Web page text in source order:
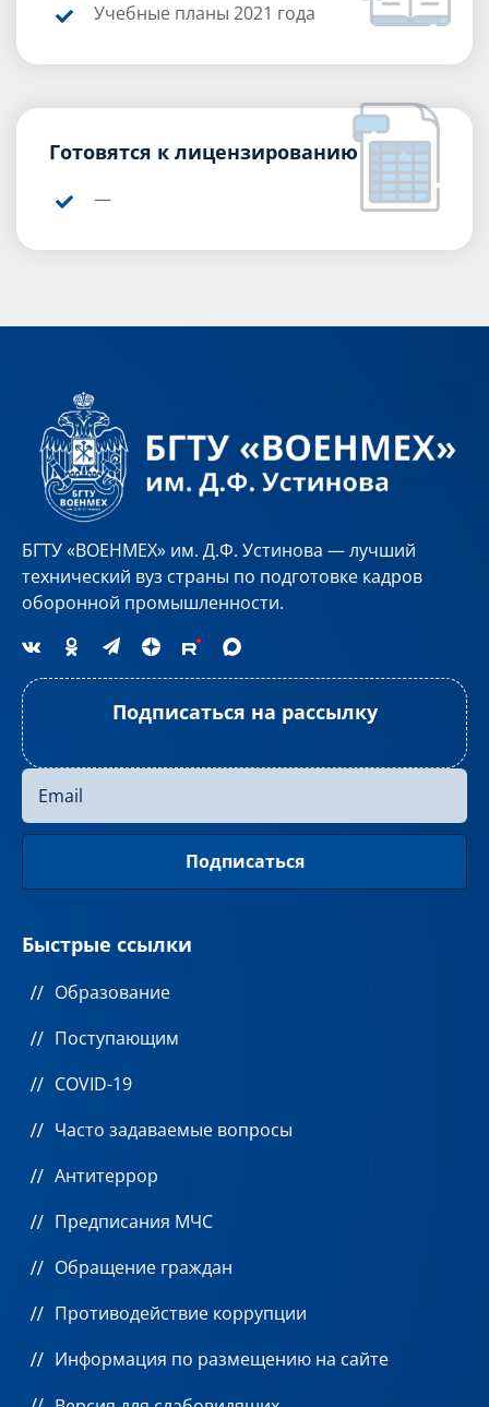
Учебные планы 2021 года
Готовятся к лицензированию
—
БГТУ «ВОЕНМЕХ» им. Д.Ф. Устинова — лучший
технический вуз страны по подготовке кадров
оборонной промышленности.
Подписаться на рассылку
Быстрые ссылки
Образование
Поступающим
COVID-19
Часто задаваемые вопросы
Антитеррор
Предписания МЧС
Обращение граждан
Противодействие коррупции
Информация по размещению на сайте